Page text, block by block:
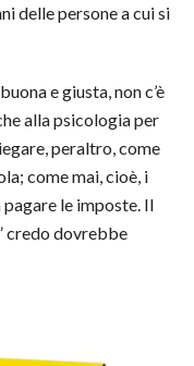
delle persone a cui si
e giusta, non c’è
alla psicologia per
peraltro, come
come mai, cioè, i
le imposte. Il
credo dovrebbe